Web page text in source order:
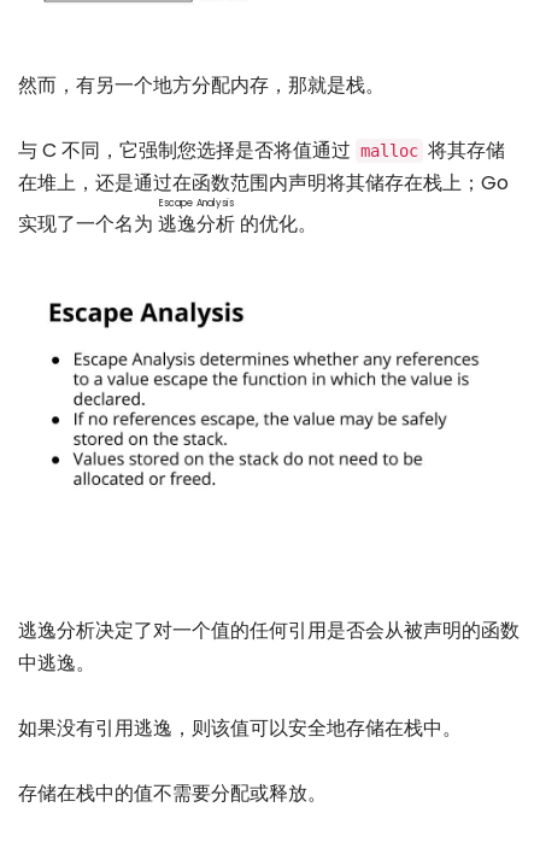
然而，有另一个地方分配内存，那就是栈。
与 C 不同，它强制您选择是否将值通过 malloc 将其存储
在堆上，还是通过在函数范围内声明将其储存在栈上；Go
实现了一个名为 逃逸分析
Escape Analysis
的优化。
逃逸分析决定了对一个值的任何引用是否会从被声明的函数
中逃逸。
如果没有引用逃逸，则该值可以安全地存储在栈中。
存储在栈中的值不需要分配或释放。